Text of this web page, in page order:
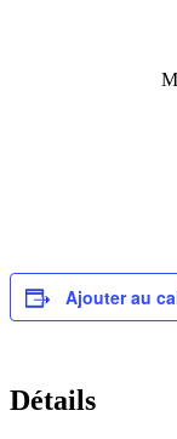
Ajouter au
Détails